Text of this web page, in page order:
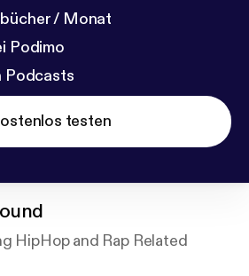
/ Monat
Podimo
Podcasts
testen
HipHop and Rap Related